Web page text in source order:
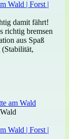
damit fährt!
richtig bremsen
aus Spaß
am Wald